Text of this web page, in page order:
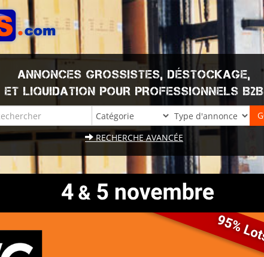
ANNONCES GROSSISTES, DÉSTOCKAGE,
ET LIQUIDATION POUR PROFESSIONNELS B2B
RECHERCHE AVANCÉE